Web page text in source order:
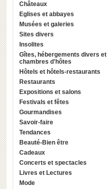
Châteaux
Eglises et abbayes
Musées et galeries
Sites divers
Insolites
Gîtes, hébergements divers et
chambres d'hôtes
Hôtels et hôtels-restaurants
Restaurants
Expositions et salons
Festivals et fêtes
Gourmandises
Savoir-faire
Tendances
Beauté-Bien être
Cadeaux
Concerts et spectacles
Livres et Lectures
Mode